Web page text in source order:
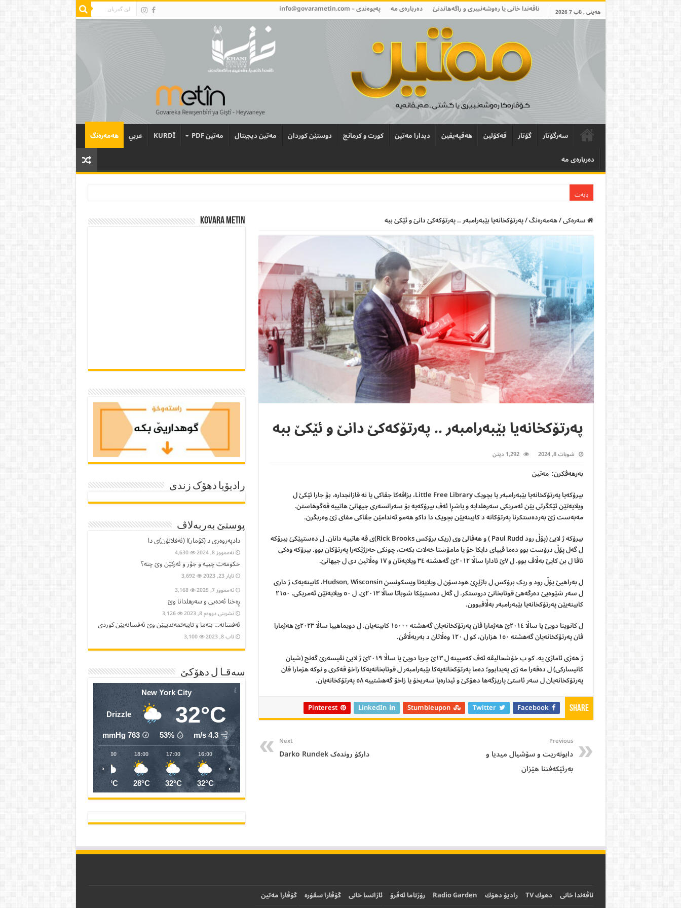
هەینی , ئاب 7 2026 ناڤەندا خانی یا رەوشەنبیری و راگەھاندنێ دەربارەی مە پەیوەندی –info@govarametin.com
سەرگۆتار گۆتار ڤەکۆلین ھەڤپەیڤین دیدارا مەتین کورت و کرمانج دوستێن کوردان مەتین دیجیتال مەتین PDF KURDÎ عربي
هەمەرەنگ
دەربارەی مە
بابەت
سەرەکی/هەمەرەنگ/پەرتۆکخانەیا بێبەرامبەر .. پەرتۆکەکێ دانێ و ئێکێ ببە
پەرتۆکخانەیا بێبەرامبەر .. پەرتۆکەکێ دانێ و ئێکێ ببە
شوبات 8, 2024 1,292 ديتن
بەرهەڤکرن: مەتین
بیرۆکەیا پەرتۆکخانەیا بێبەرامبەر یا بچویک Little Free Library، بزاڤەکا جڤاکی یا نە قازانجدارە، بۆ جارا ئێکێ ل
ویلایەتێن ئێکگرتی یێن ئەمریکی سەرهلدایە و پاشڕا ئەڤ بیرۆکەیە بۆ سەرانسەری جیهانێ هاتییە ڤەگوهاستن.
مەبەست ژێ بەردەستکرنا پەرتۆکانە د کابینەیێن بچویک دا داکو هەمو ئەندامێن جڤاکی مفای ژێ وەربگرن.
بیرۆکە ژ لایێ (پۆڵ رود Paul Rudd ) و هەڤالێ وی (ریک برۆکس Rick Brooks)ى ڤە هاتییە دانان. ل دەستپێکێ بیرۆکە
ل گەل پۆڵ درۆست بوو دەما ڤییای دایکا خۆ یا مامۆستا خەلات بکەت، چونکی حەزژێکەرا پەرتۆکان بوو. بیرۆکە وەکی
ئاڤا ل بن کایێ بەڵاڤ بوو. ل ٧ێ ئادارا ساڵا ٢٠١٢ێ گەهشتە ٣٤ ویلایەتان و ١٧ وەڵاتین دی ل جیهانێ.
ل بەراهیێ پۆڵ رود و ریک برۆکس ل باژێڕێ هودسۆن ل ویلایەتا ویسکونسن Hudson, Wisconsin، کابینەیەک ژ داری
ل سەر شێوەیێ دەرگەهێ قوتابخانێ دروستکر. ل گەل دەستپێکا شوباتا ساڵا ٢٠١٣ێ، ل ٥٠ ویلایەتێن ئەمریکی، ٢١٥٠
کابینەیێن پەرتۆکخانەیا بێبەرامبەر بەڵاڤبوون.
ل کانوینا دویێ یا ساڵا ٢٠١٤ێ هەژمارا ڤان پەرتۆکخانەیان گەهشتە ١٥٠٠٠ کابینەیان. ل دویماهییا ساڵا ٢٠٢٣ێ هەژمارا
ڤان پەرتۆکخانەیان گەهشتە ١٥٠ هزاران، کو ل ١٢٠ وەڵاتان د بەربەڵاڤن.
ژ هەژی ئاماژێ یە، کو ب خۆشحالیڤە ئەڤ کەمپینە ل ١٣ێ چریا دویێ یا ساڵا ٢٠١٩ێ ژ لایێ نڤیسه‌رێ گه‌نج (شیان
کانیسارکی) ل دەڤەرا مە ژی پەیدابوو؛ دەما پەرتۆکخانەیەکا بێبەرامبەر ل قوتابخانەیەکا زاخۆ ڤەکری و نوکە هژمارا ڤان
پەرتۆکخانەیان ل سەر ئاستێ پاریزگەها دهۆکێ و ئیدارەیا سەربخۆ یا زاخۆ گەهشتییە ٥٨ پەرتۆکخانەیان.
Share
Facebook
Twitter
Stumbleupon
LinkedIn
Pinterest
Previous
دابونەریت و سۆشیال میدیا و
بەرئێكەفتنا ھێزان
Next
دارکۆ روندەک Darko Rundek
Kovara Metin
رادیۆیا دھۆک زندی
پوستێ بەربەلاڤ
دادپەروەری د (کۆمار)ا (ئەفلاتۆن)ی دا
تەممووز 8, 2024 4,630
حکومەت چییە و جۆر و ئەرکێن وێ چنە؟
ئایار 23, 2023
3,692
تەممووز 7, 2025
3,168
ڕەخنا ئەدەبی و سەرهلدانا وێ
تشرینی دووەم 8, 2023 3,126
ئەفسانە… بنەما و تایبەتمەندییێن وێ ئەفسانەیێن كوردی
ئاب 8, 2023 3,100
سەقـا ل دھۆکێ
New York City
32°C
Drizzle
4.3 m/s
53%
763
mmHg
16:00
32°C
17:00
32°C
18:00
28°C
19:00
26°C
‹ ›
ناڤەندا خانی دهوك TV رادیۆ دهۆك Radio Garden رۆژناما ئەڤرۆ ئاژانسا خانی گۆڤارا سڤۆرە گۆڤارا مەتین